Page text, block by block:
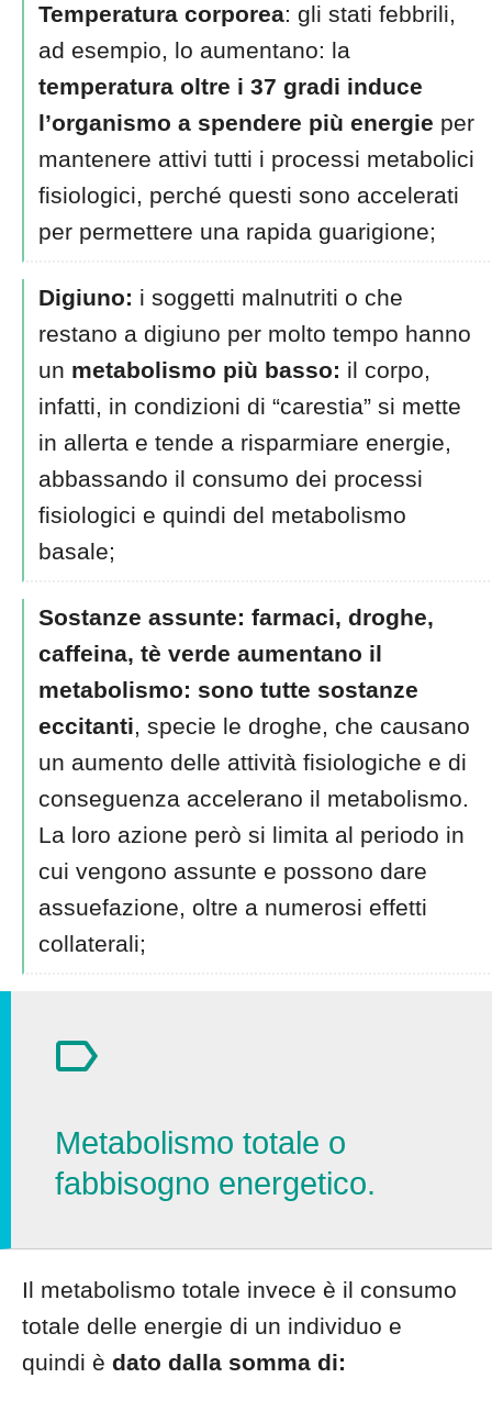
Temperatura corporea: gli stati febbrili,
ad esempio, lo aumentano: la
temperatura oltre i 37 gradi induce
l’organismo a spendere più energie per
mantenere attivi tutti i processi metabolici
fisiologici, perché questi sono accelerati
per permettere una rapida guarigione;
Digiuno: i soggetti malnutriti o che
restano a digiuno per molto tempo hanno
un metabolismo più basso: il corpo,
infatti, in condizioni di “carestia” si mette
in allerta e tende a risparmiare energie,
abbassando il consumo dei processi
fisiologici e quindi del metabolismo
basale;
Sostanze assunte: farmaci, droghe,
caffeina, tè verde aumentano il
metabolismo: sono tutte sostanze
eccitanti, specie le droghe, che causano
un aumento delle attività fisiologiche e di
conseguenza accelerano il metabolismo.
La loro azione però si limita al periodo in
cui vengono assunte e possono dare
assuefazione, oltre a numerosi effetti
collaterali;
Metabolismo totale o
fabbisogno energetico.
Il metabolismo totale invece è il consumo
totale delle energie di un individuo e
quindi è dato dalla somma di: